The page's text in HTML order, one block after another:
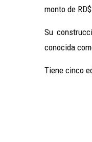
monto de
Su
conocida
Tiene cinco